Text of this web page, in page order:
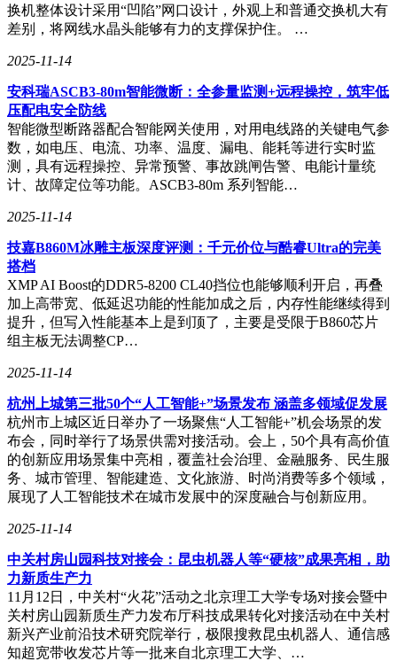
换机整体设计采用“凹陷”网口设计，外观上和普通交换机大有
差别，将网线水晶头能够有力的支撑保护住。 …
2025-11-14
安科瑞ASCB3-80m智能微断：全参量监测+远程操控，筑牢低
压配电安全防线
智能微型断路器配合智能网关使用，对用电线路的关键电气参
数，如电压、电流、功率、温度、漏电、能耗等进行实时监
测，具有远程操控、异常预警、事故跳闸告警、电能计量统
计、故障定位等功能。ASCB3-80m 系列智能…
2025-11-14
技嘉B860M冰雕主板深度评测：千元价位与酷睿Ultra的完美
搭档
XMP AI Boost的DDR5-8200 CL40挡位也能够顺利开启，再叠
加上高带宽、低延迟功能的性能加成之后，内存性能继续得到
提升，但写入性能基本上是到顶了，主要是受限于B860芯片
组主板无法调整CP…
2025-11-14
杭州上城第三批50个“人工智能+”场景发布 涵盖多领域促发展
杭州市上城区近日举办了一场聚焦“人工智能+”机会场景的发
布会，同时举行了场景供需对接活动。会上，50个具有高价值
的创新应用场景集中亮相，覆盖社会治理、金融服务、民生服
务、城市管理、智能建造、文化旅游、时尚消费等多个领域，
展现了人工智能技术在城市发展中的深度融合与创新应用。
2025-11-14
中关村房山园科技对接会：昆虫机器人等“硬核”成果亮相，助
力新质生产力
11月12日，中关村“火花”活动之北京理工大学专场对接会暨中
关村房山园新质生产力发布厅科技成果转化对接活动在中关村
新兴产业前沿技术研究院举行，极限搜救昆虫机器人、通信感
知超宽带收发芯片等一批来自北京理工大学、…